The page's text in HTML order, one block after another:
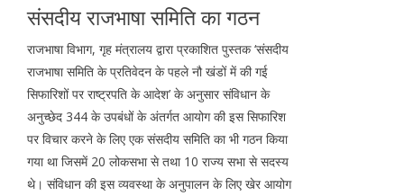
संसदीय राजभाषा समिति का गठन
राजभाषा विभाग, गृह मंत्रालय द्वारा प्रकाशित पुस्तक ‘संसदीय
राजभाषा समिति के प्रतिवेदन के पहले नौ खंडों में की गई
सिफारिशों पर राष्ट्रपति के आदेश’ के अनुसार संविधान के
अनुच्छेद 344 के उपबंधों के अंतर्गत आयोग की इस सिफारिश
पर विचार करने के लिए एक संसदीय समिति का भी गठन किया
गया था जिसमें 20 लोकसभा से तथा 10 राज्य सभा से सदस्य
थे। संविधान की इस व्यवस्था के अनुपालन के लिए खेर आयोग